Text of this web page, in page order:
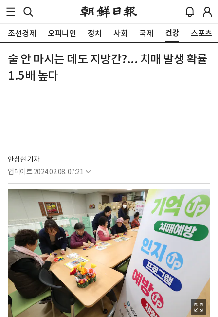
조선경제 오피니언 정치 사회 국제 건강 스포츠
술 안 마시는 데도 지방간?... 치매 발생 확률
1.5배 높다
안상현 기자
업데이트 2024.02.08. 07:21